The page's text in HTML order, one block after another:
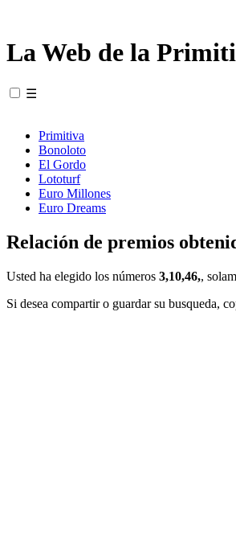
La Web de la
☰
Primitiva
Bonoloto
El Gordo
Lototurf
Euro Millones
Euro Dreams
Relación de premios
Usted ha elegido los números 3,10,46,,
Si desea compartir o guardar su busqueda,